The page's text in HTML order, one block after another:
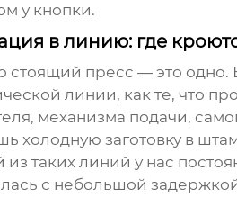
у кнопки.
в линию: где
стоящий пресс — это одно.
линии, как те, что
механизма подачи,
холодную заготовку в
из таких линий у нас
с небольшой